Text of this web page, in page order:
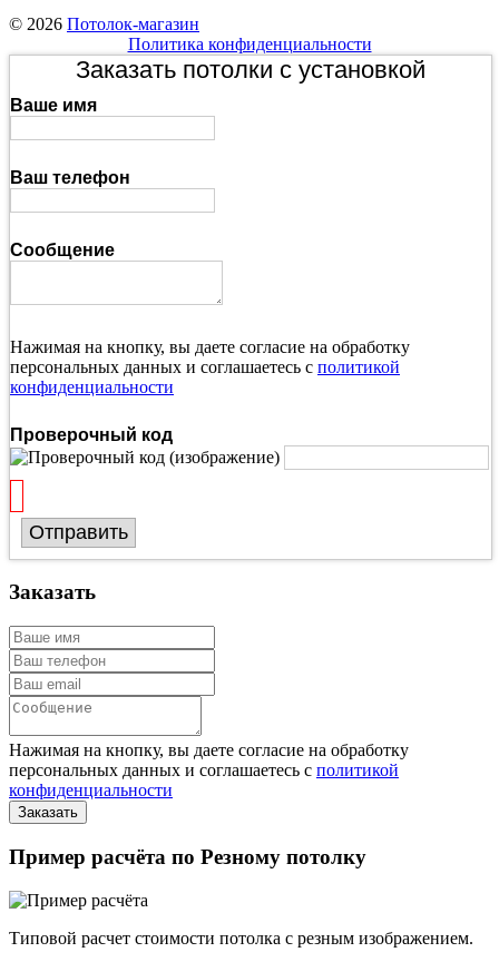
© 2026 Потолок-магазин
Политика конфиденциальности
Заказать потолки с установкой
Ваше имя
Ваш телефон
Сообщение
Нажимая на кнопку, вы даете согласие на обработку
персональных данных и соглашаетесь с политикой
конфиденциальности
Проверочный код
Отправить
Заказать
Нажимая на кнопку, вы даете согласие на обработку
персональных данных и соглашаетесь с политикой
конфиденциальности
Пример расчёта по Резному потолку
Типовой расчет стоимости потолка с резным изображением.